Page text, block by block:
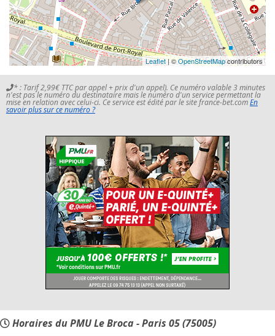
Leaflet| ©OpenStreetMapcontributors
* : Tarif 2,99€ TTC par appel + prix d'un appel). Ce numéro valable 3 minutes
n'est pas le numéro du destinataire mais le numéro d'un service permettant la
mise en relation avec celui-ci. Ce service est édité par le site france-bet.comEn
savoir plus sur ce numéro ?
Horaires du PMU Le Broca - Paris 05 (75005)